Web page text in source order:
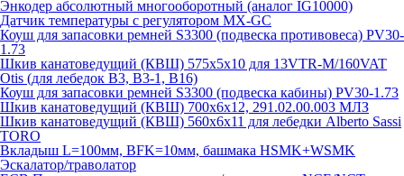
Энкодер абсолютный многооборотный (аналог IG10000)
Датчик температуры с регулятором MX-GC
Коуш для запасовки ремней S3300 (подвеска противовеса) PV30-
1.73
Шкив канатоведущий (КВШ) 575х5х10 для 13VTR-M/160VAT
Otis (для лебедок B3, B3-1, B16)
Коуш для запасовки ремней S3300 (подвеска кабины) PV30-1.73
Шкив канатоведущий (КВШ) 700х6х12, 291.02.00.003 МЛЗ
Шкив канатоведущий (КВШ) 560х6х11 для лебедки Alberto Sassi
TORO
Вкладыш L=100мм, BFK=10мм, башмака HSMK+WSMK
Эскалатор/траволатор